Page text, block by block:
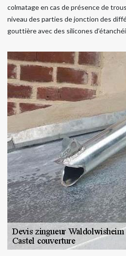
colmatage en cas de présence de
niveau des parties de jonction des
gouttière avec des silicones